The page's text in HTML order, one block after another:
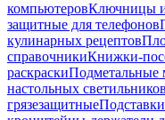
компьютеровКлючницы
защитные для телефонов
кулинарных рецептов
справочникиКнижки-
раскраски
настольных светильников
грязезащитные